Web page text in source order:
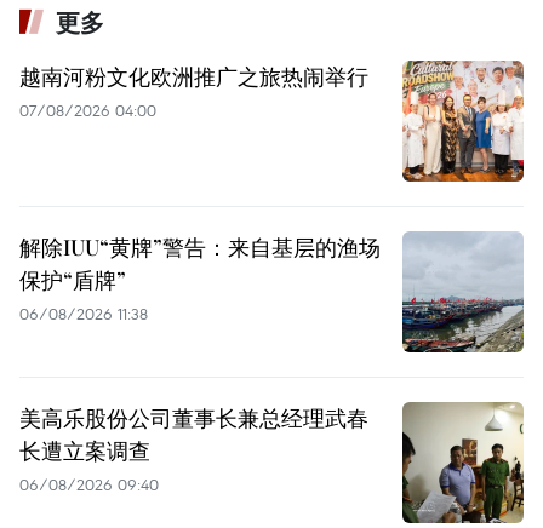
更多
越南河粉文化欧洲推广之旅热闹举行
07/08/2026 04:00
解除IUU“黄牌”警告：来自基层的渔场
保护“盾牌”
06/08/2026 11:38
美高乐股份公司董事长兼总经理武春
长遭立案调查
06/08/2026 09:40